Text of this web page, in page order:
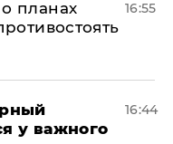
планах
16:55
у важного
16:44